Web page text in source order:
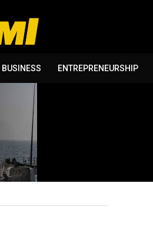
BUSINESS ENTREPRENEURSHIP